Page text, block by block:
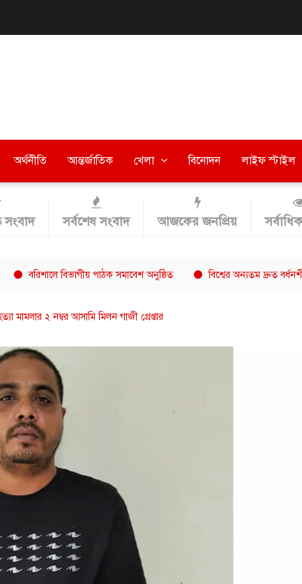
অর্থনীতি আন্তর্জাতিক খেলা বিনোদন লাইফ স্টাইল
সর্বশেষ সংবাদ আজকের জনপ্রিয়
বিভাগীয় পাঠক সমাবেশ অনুষ্ঠিত বিশ্বের অন্যতম দ্রুত বর্ধনশীল কফি
মামলার ২ নম্বর আসামি মিলন গাজী গ্রেপ্তার